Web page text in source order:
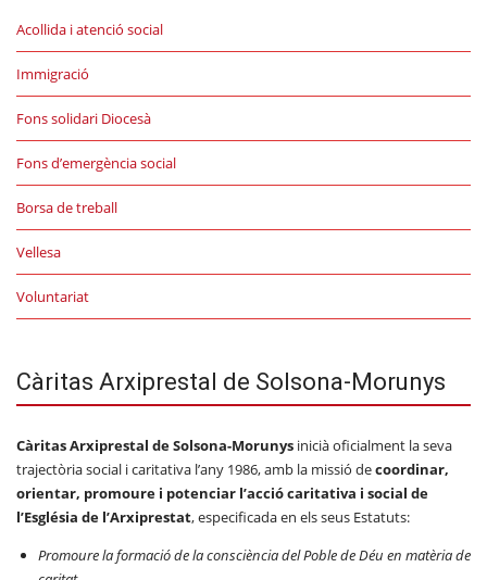
Acollida i atenció social
Immigració
Fons solidari Diocesà
Fons d’emergència social
Borsa de treball
Vellesa
Voluntariat
Càritas Arxiprestal de Solsona-Morunys
Càritas Arxiprestal de Solsona-Morunys inicià oficialment la seva
trajectòria social i caritativa l’any 1986, amb la missió decoordinar,
orientar, promoure i potenciar l’acció caritativa i social de
l’Església de l’Arxiprestat, especificada en els seus Estatuts:
Promoure la formació de la consciència del Poble de Déu en matèria de